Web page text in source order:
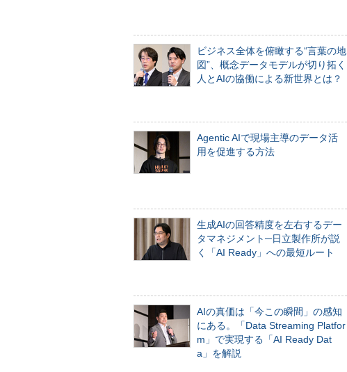
ビジネス全体を俯瞰する“言葉の地
図”、概念データモデルが切り拓く
人とAIの協働による新世界とは？
Agentic AIで現場主導のデータ活
用を促進する方法
生成AIの回答精度を左右するデー
タマネジメント─日立製作所が説
く「AI Ready」への最短ルート
AIの真価は「今この瞬間」の感知
にある。「Data Streaming Platfor
m」で実現する「AI Ready Dat
a」を解説